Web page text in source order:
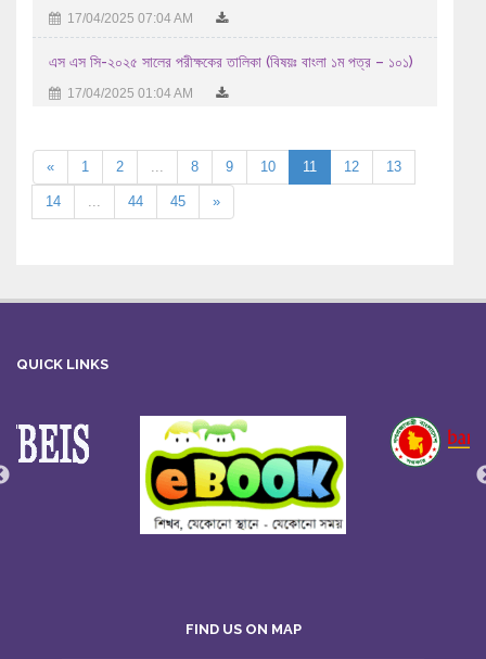
17/04/2025 07:04 AM
এস এস সি-২০২৫ সালের পরীক্ষকের তালিকা (বিষয়ঃ বাংলা ১ম পত্র – ১০১)
17/04/2025 01:04 AM
« 1 2 8 9 10 11 12 13
14 44 45 »
QUICK LINKS
FIND US ON MAP